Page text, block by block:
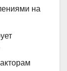
на